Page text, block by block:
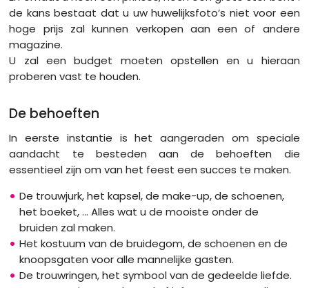
de kans bestaat dat u uw huwelijksfoto’s niet voor een
hoge prijs zal kunnen verkopen aan een of andere
magazine.
U zal een budget moeten opstellen en u hieraan
proberen vast te houden.
De behoeften
In eerste instantie is het aangeraden om speciale
aandacht te besteden aan de behoeften die
essentieel zijn om van het feest een succes te maken.
De trouwjurk, het kapsel, de make-up, de schoenen,
het boeket, ... Alles wat u de mooiste onder de
bruiden zal maken.
Het kostuum van de bruidegom, de schoenen en de
knoopsgaten voor alle mannelijke gasten.
De trouwringen, het symbool van de gedeelde liefde.